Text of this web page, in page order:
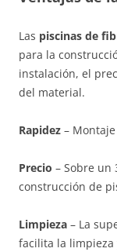
Las piscinas de
para la
instalación, el
del material.
Rapidez –
Precio – Sobre un
construcción de
Limpieza – La
facilita la limpieza